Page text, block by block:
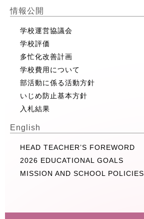
情報公開
学校運営協議会
学校評価
多忙化改善計画
学校費用について
部活動に係る活動方針
いじめ防止基本方針
入札結果
English
HEAD TEACHER’S FOREWORD
2026 EDUCATIONAL GOALS
MISSION AND SCHOOL POLICIES